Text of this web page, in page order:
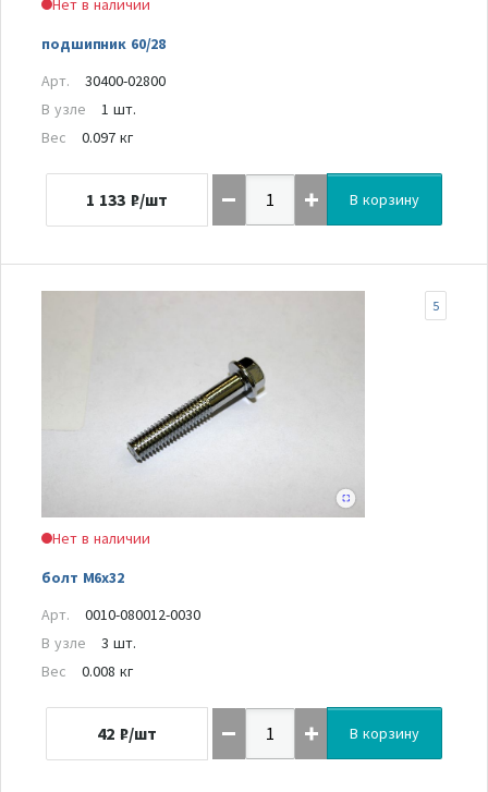
Нет в наличии
подшипник 60/28
Арт.
30400-02800
В узле
1 шт.
Вес
0.097 кг
1 133 ₽/шт В корзину
Нет в наличии
болт М6х32
5
Арт.
0010-080012-0030
В узле
3 шт.
Вес
0.008 кг
42 ₽/шт В корзину